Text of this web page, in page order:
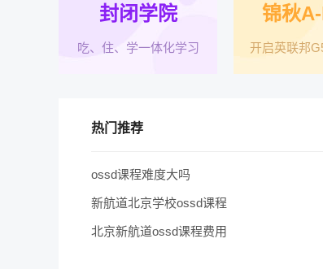
封闭学院
吃、住、学一体化学习
锦秋
开启英联邦
热门推荐
ossd课程难度大吗
新航道北京学校ossd课程
北京新航道ossd课程费用